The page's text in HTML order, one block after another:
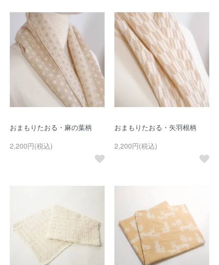
おまもりたおる・麻の葉柄
2,200円(税込)
おまもりたおる・矢羽根柄
2,200円(税込)